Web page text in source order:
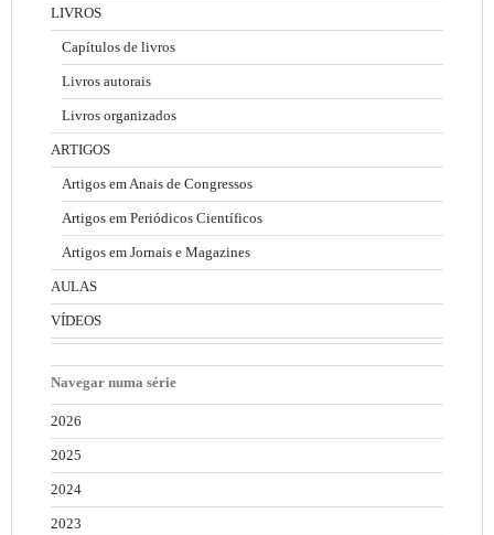
LIVROS
Capítulos de livros
Livros autorais
Livros organizados
ARTIGOS
Artigos em Anais de Congressos
Artigos em Periódicos Científicos
Artigos em Jornais e Magazines
AULAS
VÍDEOS
Navegar numa série
2026
2025
2024
2023